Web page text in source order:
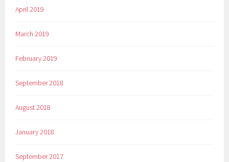
April 2019
March 2019
February 2019
September 2018
August 2018
January 2018
September 2017